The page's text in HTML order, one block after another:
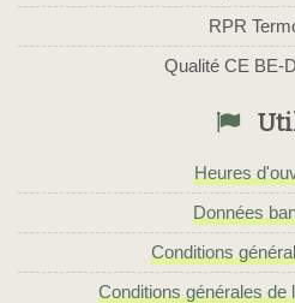
RPR
Qualité CE BE-
Heures
Données
Conditions
Conditions générales de